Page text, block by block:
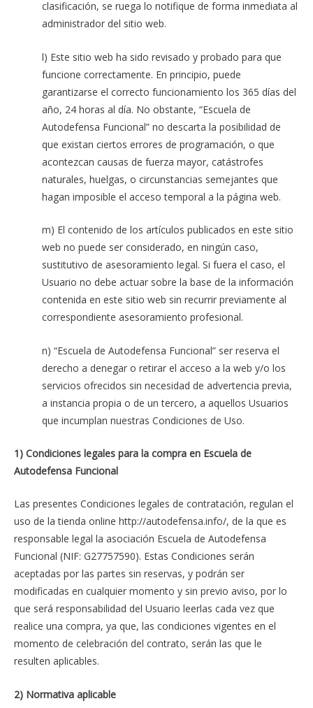
clasificación, se ruega lo notifique de forma inmediata al
administrador del sitio web.
l) Este sitio web ha sido revisado y probado para que
funcione correctamente. En principio, puede
garantizarse el correcto funcionamiento los 365 días del
año, 24 horas al día. No obstante, “Escuela de
Autodefensa Funcional” no descarta la posibilidad de
que existan ciertos errores de programación, o que
acontezcan causas de fuerza mayor, catástrofes
naturales, huelgas, o circunstancias semejantes que
hagan imposible el acceso temporal a la página web.
m) El contenido de los artículos publicados en este sitio
web no puede ser considerado, en ningún caso,
sustitutivo de asesoramiento legal. Si fuera el caso, el
Usuario no debe actuar sobre la base de la información
contenida en este sitio web sin recurrir previamente al
correspondiente asesoramiento profesional.
n) “Escuela de Autodefensa Funcional” ser reserva el
derecho a denegar o retirar el acceso a la web y/o los
servicios ofrecidos sin necesidad de advertencia previa,
a instancia propia o de un tercero, a aquellos Usuarios
que incumplan nuestras Condiciones de Uso.
1) Condiciones legales para la compra en Escuela de
Autodefensa Funcional
Las presentes Condiciones legales de contratación, regulan el
uso de la tienda online http://autodefensa.info/, de la que es
responsable legal la asociación Escuela de Autodefensa
Funcional (NIF: G27757590). Estas Condiciones serán
aceptadas por las partes sin reservas, y podrán ser
modificadas en cualquier momento y sin previo aviso, por lo
que será responsabilidad del Usuario leerlas cada vez que
realice una compra, ya que, las condiciones vigentes en el
momento de celebración del contrato, serán las que le
resulten aplicables.
2) Normativa aplicable